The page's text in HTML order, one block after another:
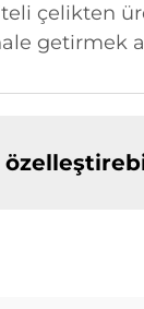
çelikten
getirmek